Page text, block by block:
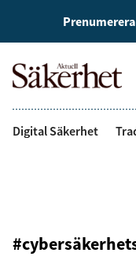
Digital Säkerhet